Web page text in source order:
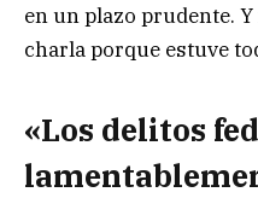
en un plazo prudente.
charla porque estuve
«Los delitos